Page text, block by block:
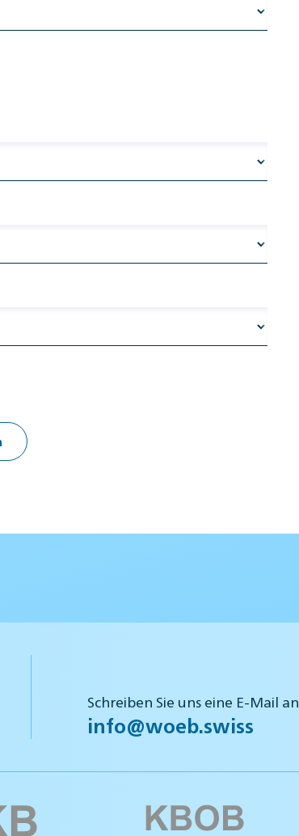
Schreiben Sie uns eine E-Mail an
info@woeb.swiss